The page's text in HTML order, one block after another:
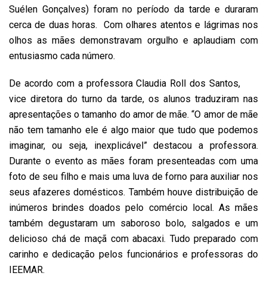
Suélen Gonçalves) foram no período da tarde e duraram
cerca de duas horas. Com olhares atentos e lágrimas nos
olhos as mães demonstravam orgulho e aplaudiam com
entusiasmo cada número.
De acordo com a professora Claudia Roll dos Santos,
vice diretora do turno da tarde, os alunos traduziram nas
apresentações o tamanho do amor de mãe. “O amor de mãe
não tem tamanho ele é algo maior que tudo que podemos
imaginar, ou seja, inexplicável” destacou a professora.
Durante o evento as mães foram presenteadas com uma
foto de seu filho e mais uma luva de forno para auxiliar nos
seus afazeres domésticos. Também houve distribuição de
inúmeros brindes doados pelo comércio local. As mães
também degustaram um saboroso bolo, salgados e um
delicioso chá de maçã com abacaxi. Tudo preparado com
carinho e dedicação pelos funcionários e professoras do
IEEMAR.